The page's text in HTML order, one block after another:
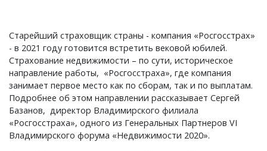
Старейший страховщик страны - компания «Росгосстрах»
- в 2021 году готовится встретить вековой юбилей.
Страхование недвижимости – по сути, историческое
направление работы, «Росгосстраха», где компания
занимает первое место как по сборам, так и по выплатам.
Подробнее об этом направлении рассказывает Сергей
Базанов, директор Владимирского филиала
«Росгосстраха», одного из Генеральных Партнеров VI
Владимирского форума «Недвижимости 2020».